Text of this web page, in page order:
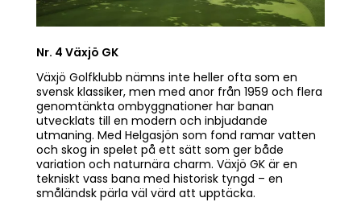
Nr. 4 Växjö GK
Växjö Golfklubb nämns inte heller ofta som en
svensk klassiker, men med anor från 1959 och flera
genomtänkta ombyggnationer har banan
utvecklats till en modern och inbjudande
utmaning. Med Helgasjön som fond ramar vatten
och skog in spelet på ett sätt som ger både
variation och naturnära charm. Växjö GK är en
tekniskt vass bana med historisk tyngd – en
småländsk pärla väl värd att upptäcka.